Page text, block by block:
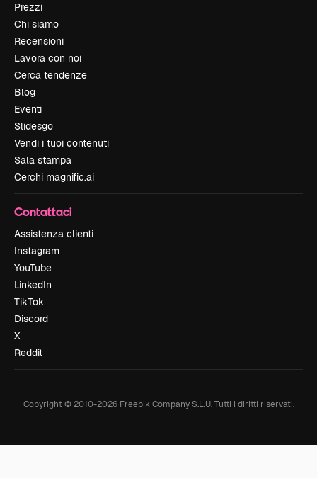
Prezzi
Chi siamo
Recensioni
Lavora con noi
Cerca tendenze
Blog
Eventi
Slidesgo
Vendi i tuoi contenuti
Sala stampa
Cerchi magnific.ai
Contattaci
Assistenza clienti
Instagram
YouTube
LinkedIn
TikTok
Discord
X
Reddit
Copyright © 2010-2026Freepik Company S.L.U. Tutti i diritti riservati.